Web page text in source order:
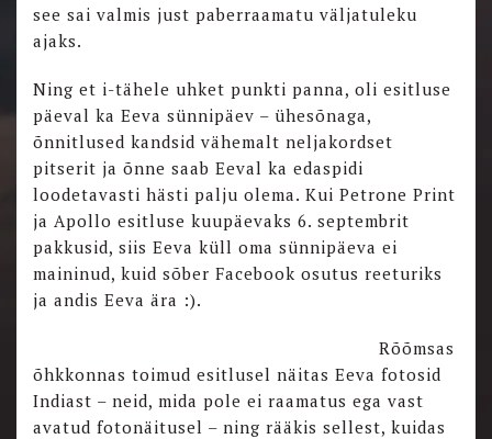
see sai valmis just paberraamatu väljatuleku
ajaks.
Ning et i-tähele uhket punkti panna, oli esitluse
päeval ka Eeva sünnipäev – ühesõnaga,
õnnitlused kandsid vähemalt neljakordset
pitserit ja õnne saab Eeval ka edaspidi
loodetavasti hästi palju olema. Kui Petrone Print
ja Apollo esitluse kuupäevaks 6. septembrit
pakkusid, siis Eeva küll oma sünnipäeva ei
maininud, kuid sõber Facebook osutus reeturiks
ja andis Eeva ära :).
Rõõmsas
õhkkonnas toimud esitlusel näitas Eeva fotosid
Indiast – neid, mida pole ei raamatus ega vast
avatud fotonäitusel – ning rääkis sellest, kuidas